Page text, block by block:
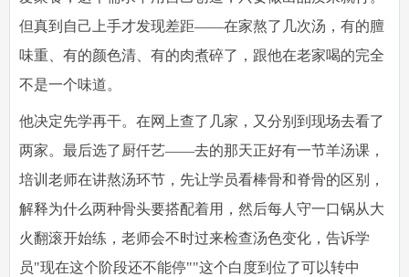
但真到自己上手才发现差距——在家熬了几次汤，有的膻
味重、有的颜色清、有的肉煮碎了，跟他在老家喝的完全
不是一个味道。
他决定先学再干。在网上查了几家，又分别到现场去看了
两家。最后选了厨仟艺——去的那天正好有一节羊汤课，
培训老师在讲熬汤环节，先让学员看棒骨和脊骨的区别，
解释为什么两种骨头要搭配着用，然后每人守一口锅从大
火翻滚开始练，老师会不时过来检查汤色变化，告诉学
员"现在这个阶段还不能停""这个白度到位了可以转中